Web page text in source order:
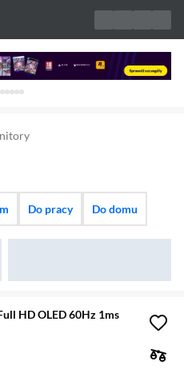
Karuzela z banerami, aktualny element 1 z
Do pracy Do domu
HD OLED 60Hz 1ms